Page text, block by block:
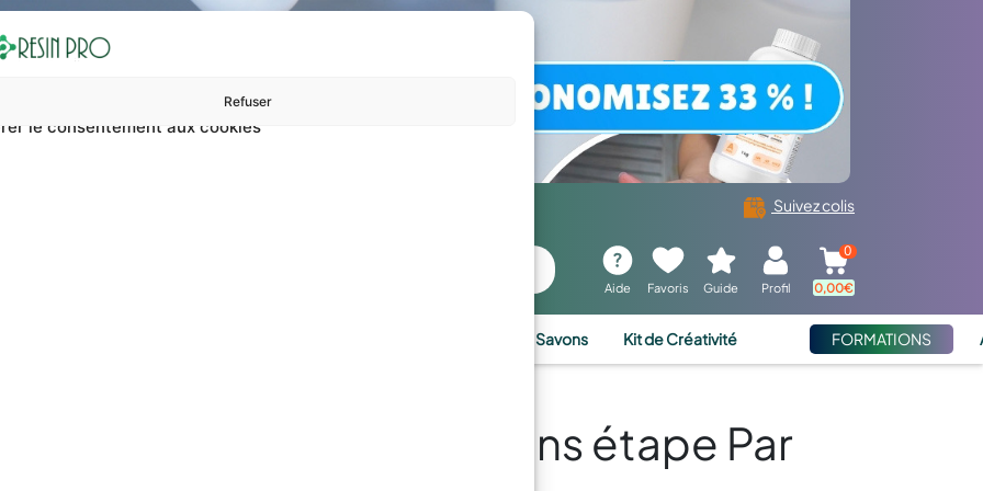
le consentement aux cookies
Refuser
Suivez colis
Aide Favoris Guide Profil
0
0,00€
Bougies et Savons Kit de Créativité FORMATIONS
Prix De Résine Instructions étape Par